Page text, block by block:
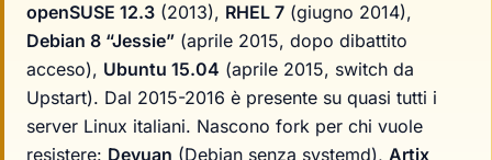
openSUSE 12.3 (2013), RHEL 7 (giugno 2014),
Debian 8 “Jessie” (aprile 2015, dopo dibattito
acceso), Ubuntu 15.04 (aprile 2015, switch da
Upstart). Dal 2015-2016 è presente su quasi tutti i
server Linux italiani. Nascono fork per chi vuole
resistere: Devuan (Debian senza systemd), Artix